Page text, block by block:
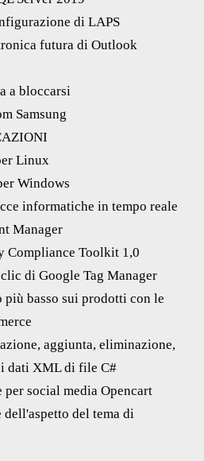
di LAPS
futura di Outlook
a bloccarsi
Samsung
Linux
Windows
informatiche in tempo reale
Manager
Compliance Toolkit 1,0
di Google Tag Manager
basso sui prodotti con le
aggiunta, eliminazione,
dati XML di file C#
per social media Opencart
dell'aspetto del tema di